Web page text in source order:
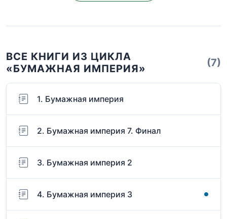
ВСЕ КНИГИ ИЗ ЦИКЛА
«БУМАЖНАЯ ИМПЕРИЯ»
(7)
1. Бумажная империя
2. Бумажная империя 7. Финал
3. Бумажная империя 2
4. Бумажная империя 3